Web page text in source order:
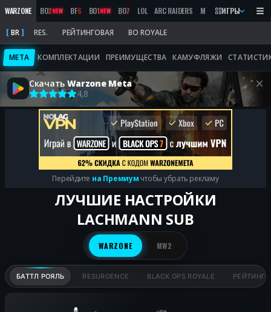
WARZONE BO2NEW BF6 BO1NEW BO7 LOL ARC RAIDERS MW 2019 MARATHON
ИГРЫ
BR RES. РЕЙТИНГОВАЯ BO ROYALE
META КОМПЛЕКТАЦИИ ПРЕИМУЩЕСТВА КАМУФЛЯЖИ
Скачать Warzone Meta
4,8
Перейдите на Премиум чтобы убрать рекламу
ЛУЧШИЕ НАСТРОЙКИ
LACHMANN SUB
WARZONE MW2
БАТТЛ РОЯЛЬ RESURGENCE BLACK OPS ROYALE